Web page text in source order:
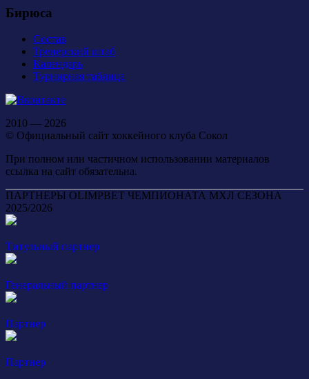
Бирюса
Состав
Тренерский штаб
Календарь
Турнирная таблица
2010 — 2026
© Официальный сайт хоккейного клуба Сокол
При полном или частичном использовании материалов
ссылка на сайт обязательна.
ПАРТНЕРЫ OLIMPBET ЧЕМПИОНАТА МХЛ СЕЗОНА
2025/2026
Титульный партнер
Генеральный партнер
Партнер
Партнер